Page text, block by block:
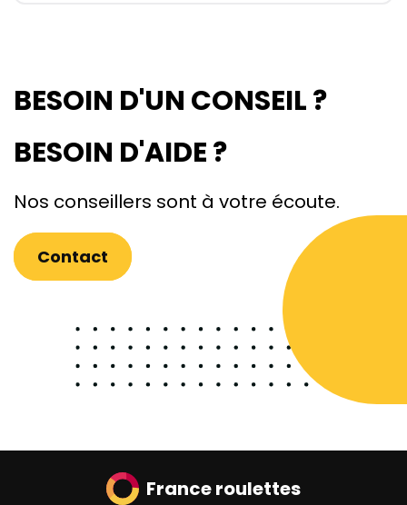
BESOIN D'UN CONSEIL ?
BESOIN D'AIDE ?
Nos conseillers sont à votre écoute.
Contact
France roulettes